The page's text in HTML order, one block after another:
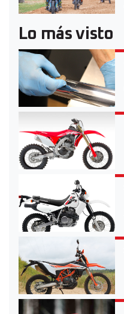
Lo más visto